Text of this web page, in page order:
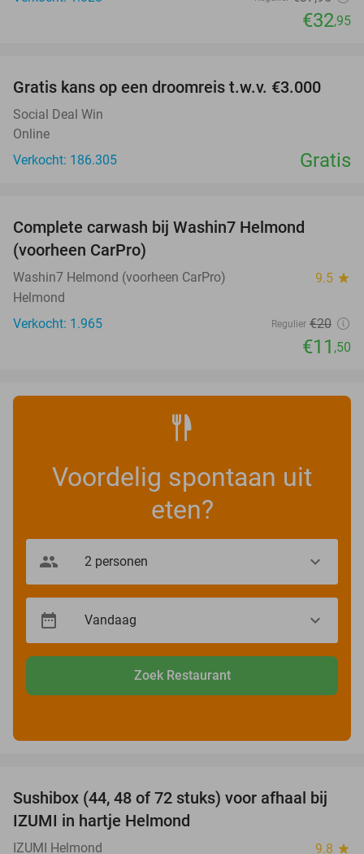
€32,95
Gratis kans op een droomreis t.w.v. €3.000
Social Deal Win
Online
Verkocht: 186.305
Gratis
Complete carwash bij Washin7 Helmond
(voorheen CarPro)
Washin7 Helmond (voorheen CarPro) 9.5 star
Helmond
Verkocht: 1.965
Regulier €20
€11 ,50
Voordelig spontaan uit
eten?
Zoek Restaurant
45%
Sushibox (44, 48 of 72 stuks) voor afhaal bij
IZUMI in hartje Helmond
IZUMI Helmond 9.8 star